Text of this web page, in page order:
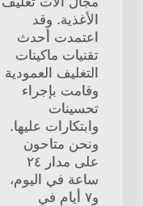
الأغذية. وقد
اعتمدت أحدث
تقنيات ماكينات
التغليف العمودية
وقامت بإجراء
تحسينات
وابتكارات عليها.
ونحن متاحون
على مدار ٢٤
ساعة في اليوم،
و٧ أيام في